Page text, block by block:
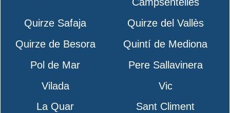
Quirze Safaja
Quirze del Vallès
Quirze de Besora
Quintí de Mediona
Pol de Mar
Pere Sallavinera
Vilada
Vic
La Quar
Sant Climent